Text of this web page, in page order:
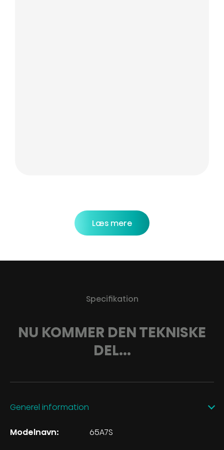
Læs mere
Specifikation
NU KOMMER DEN TEKNISKE
DEL...
Generel information
Modelnavn: 65A7S